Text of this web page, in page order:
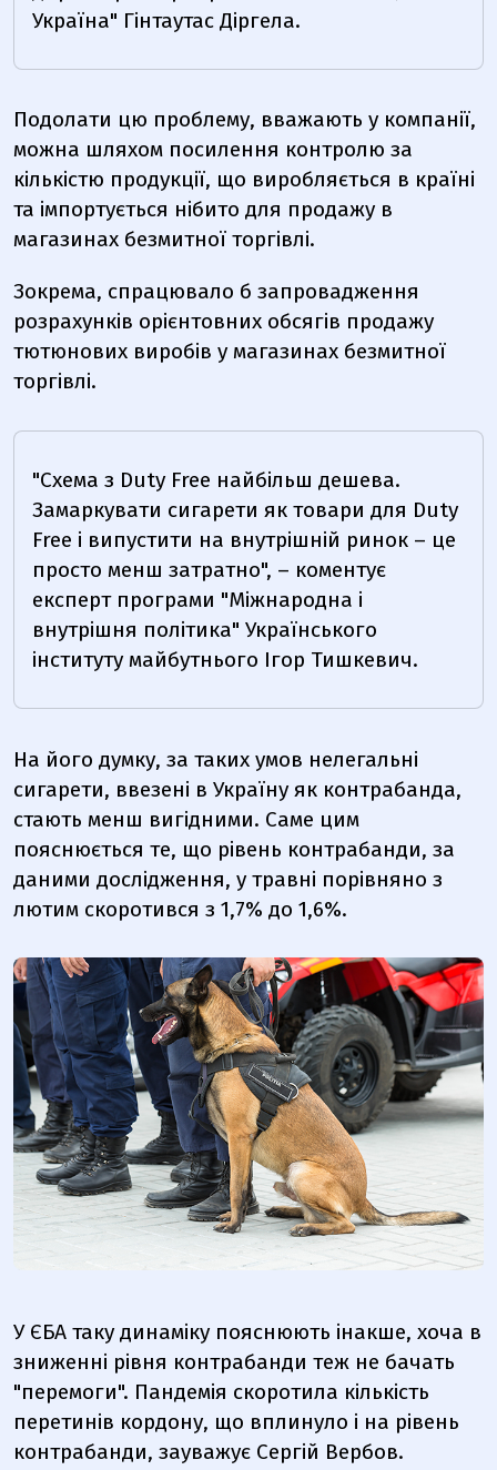
Україна" Гінтаутас Діргела.
Подолати цю проблему, вважають у компанії,
можна шляхом посилення контролю за
кількістю продукції, що виробляється в країні
та імпортується нібито для продажу в
магазинах безмитної торгівлі.
Зокрема, спрацювало б запровадження
розрахунків орієнтовних обсягів продажу
тютюнових виробів у магазинах безмитної
торгівлі.
"Схема з Duty Free найбільш дешева.
Замаркувати сигарети як товари для Duty
Free і випустити на внутрішній ринок – це
просто менш затратно", – коментує
експерт програми "Міжнародна і
внутрішня політика" Українського
інституту майбутнього Ігор Тишкевич.
На його думку, за таких умов нелегальні
сигарети, ввезені в Україну як контрабанда,
стають менш вигідними. Саме цим
пояснюється те, що рівень контрабанди, за
даними дослідження, у травні порівняно з
лютим скоротився з 1,7% до 1,6%.
У ЄБА таку динаміку пояснюють інакше, хоча в
зниженні рівня контрабанди теж не бачать
"перемоги". Пандемія скоротила кількість
перетинів кордону, що вплинуло і на рівень
контрабанди, зауважує Сергій Вербов.